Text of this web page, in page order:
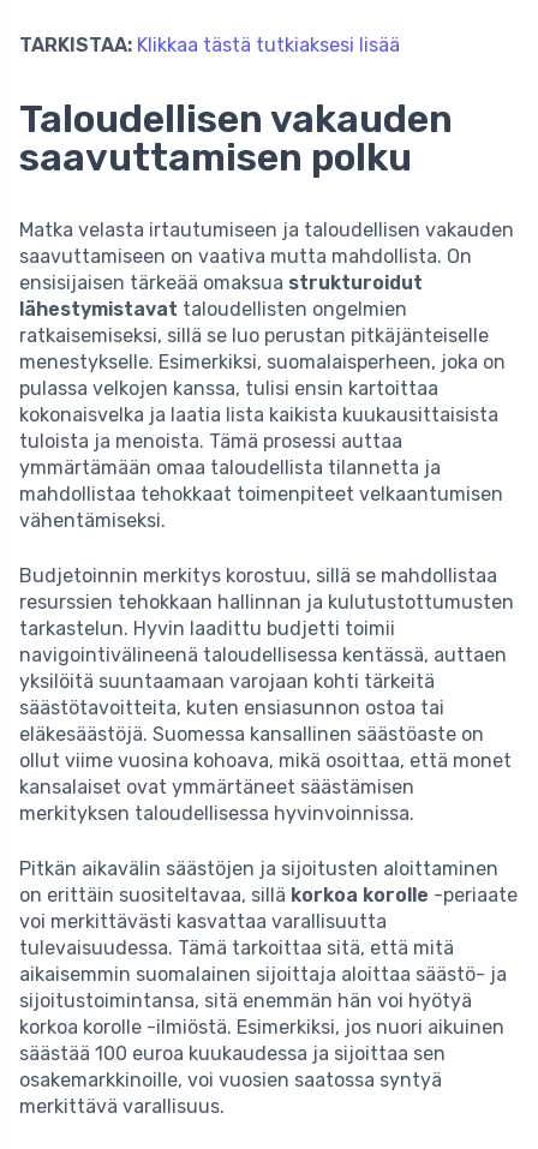
TARKISTAA: Klikkaa tästä tutkiaksesi lisää
Taloudellisen vakauden
saavuttamisen polku
Matka velasta irtautumiseen ja taloudellisen vakauden
saavuttamiseen on vaativa mutta mahdollista. On
ensisijaisen tärkeää omaksua strukturoidut
lähestymistavat taloudellisten ongelmien
ratkaisemiseksi, sillä se luo perustan pitkäjänteiselle
menestykselle. Esimerkiksi, suomalaisperheen, joka on
pulassa velkojen kanssa, tulisi ensin kartoittaa
kokonaisvelka ja laatia lista kaikista kuukausittaisista
tuloista ja menoista. Tämä prosessi auttaa
ymmärtämään omaa taloudellista tilannetta ja
mahdollistaa tehokkaat toimenpiteet velkaantumisen
vähentämiseksi.
Budjetoinnin merkitys korostuu, sillä se mahdollistaa
resurssien tehokkaan hallinnan ja kulutustottumusten
tarkastelun. Hyvin laadittu budjetti toimii
navigointivälineenä taloudellisessa kentässä, auttaen
yksilöitä suuntaamaan varojaan kohti tärkeitä
säästötavoitteita, kuten ensiasunnon ostoa tai
eläkesäästöjä. Suomessa kansallinen säästöaste on
ollut viime vuosina kohoava, mikä osoittaa, että monet
kansalaiset ovat ymmärtäneet säästämisen
merkityksen taloudellisessa hyvinvoinnissa.
Pitkän aikavälin säästöjen ja sijoitusten aloittaminen
on erittäin suositeltavaa, sillä korkoa korolle -periaate
voi merkittävästi kasvattaa varallisuutta
tulevaisuudessa. Tämä tarkoittaa sitä, että mitä
aikaisemmin suomalainen sijoittaja aloittaa säästö- ja
sijoitustoimintansa, sitä enemmän hän voi hyötyä
korkoa korolle -ilmiöstä. Esimerkiksi, jos nuori aikuinen
säästää 100 euroa kuukaudessa ja sijoittaa sen
osakemarkkinoille, voi vuosien saatossa syntyä
merkittävä varallisuus.